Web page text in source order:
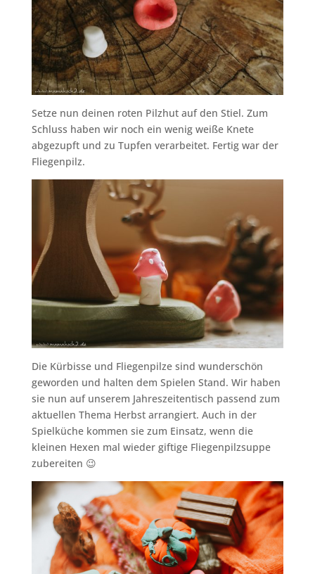
Setze nun deinen roten Pilzhut auf den Stiel. Zum
Schluss haben wir noch ein wenig weiße Knete
abgezupft und zu Tupfen verarbeitet. Fertig war der
Fliegenpilz.
Die Kürbisse und Fliegenpilze sind wunderschön
geworden und halten dem Spielen Stand. Wir haben
sie nun auf unserem Jahreszeitentisch passend zum
aktuellen Thema Herbst arrangiert. Auch in der
Spielküche kommen sie zum Einsatz, wenn die
kleinen Hexen mal wieder giftige Fliegenpilzsuppe
zubereiten 😉